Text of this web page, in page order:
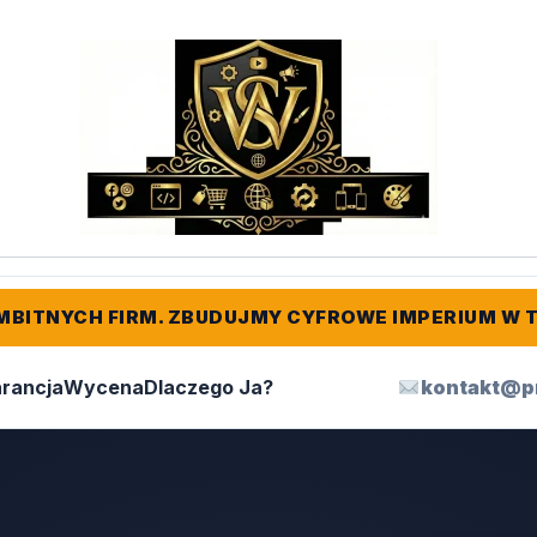
FIRM. ZBUDUJMY CYFROWE IMPERIUM W
WycenaDlaczego Ja?